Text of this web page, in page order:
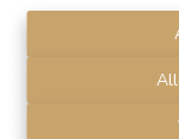
déontologiede